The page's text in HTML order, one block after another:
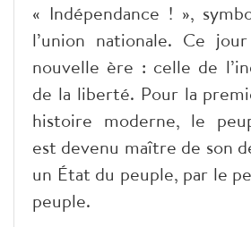
« Indépendance ! »,
l’union nationale. Ce
nouvelle ère : celle de
de la liberté. Pour la
histoire moderne, le
est devenu maître de son
un État du peuple, par le
peuple.